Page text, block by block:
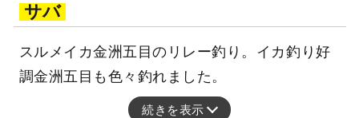
サバ
スルメイカ金洲五目のリレー釣り。イカ釣り好
調金洲五目も色々釣れました。
続きを表示